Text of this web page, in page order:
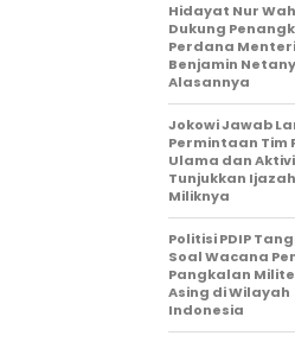
Hidayat Nur
Dukung
Perdana
Benjamin
Alasannya
Jokowi Jawab
Permintaan Tim
Ulama dan
Tunjukkan Ijazah
Miliknya
Politisi PDIP
Soal Wacana
Pangkalan
Asing di Wilayah
Indonesia